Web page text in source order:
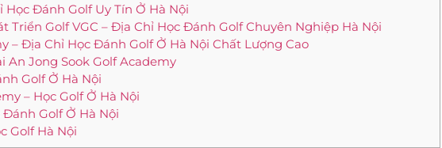
Học Đánh Golf Uy Tín Ở Hà Nội
Triển Golf VGC – Địa Chỉ Học Đánh Golf Chuyên Nghiệp Hà Nội
– Địa Chỉ Học Đánh Golf Ở Hà Nội Chất Lượng Cao
An Jong Sook Golf Academy
Golf Ở Hà Nội
– Học Golf Ở Hà Nội
Đánh Golf Ở Hà Nội
Golf Hà Nội